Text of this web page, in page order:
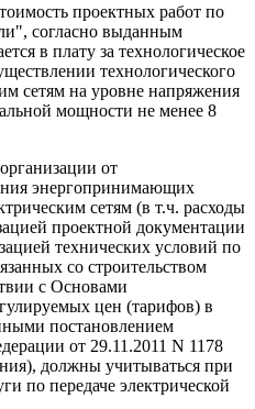
проектных работ по
согласно выданным
в плату за технологическое
технологического
сетям на уровне напряжения
мощности не менее 8
от
энергопринимающих
сетям (в т.ч. расходы
проектной документации
технических условий по
со строительством
с Основами
цен (тарифов) в
постановлением
от 29.11.2011 N 1178
должны учитываться при
по передаче электрической